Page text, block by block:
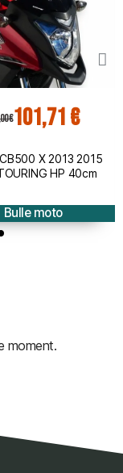
€101,71 €
X 2013 2015
HP 40cm
Bulle moto
moment.